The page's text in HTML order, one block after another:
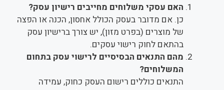
האם עסקי משלוחים מחייבים רישיון עסק?
כן. אם מדובר בעסק הכולל אחסון, הכנה או הפצה
של מוצרים (בפרט מזון), יש צורך ברישיון עסק
בהתאם לחוק רישוי עסקים.
מהם התנאים הבסיסיים לרישוי עסק בתחום
המשלוחים?
התנאים כוללים רישום העסק כחוק, עמידה